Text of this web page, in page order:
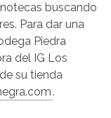
buscando
Para dar una
Piedra
del IG Los
su tienda
.